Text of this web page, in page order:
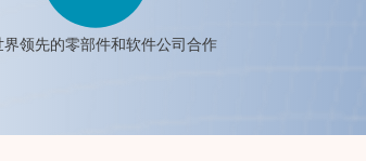
界领先的零部件和软件公司合作